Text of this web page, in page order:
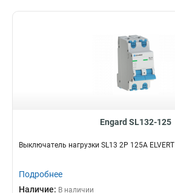
Engard SL132-125
Выключатель нагрузки SL13 2Р 125А ELVERT
Подробнее
Наличие: В наличии